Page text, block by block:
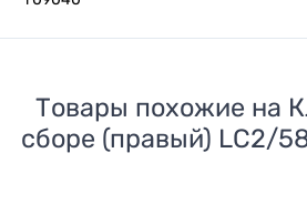
Товары похожие на
сборе (правый) LC2/